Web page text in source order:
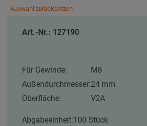
Auswahl zurücksetzen
Art.-Nr.: 127190
Für Gewinde:
M8
Außendurchmesser:24 mm
Oberfläche:
V2A
Abgabeeinheit:100 Stück